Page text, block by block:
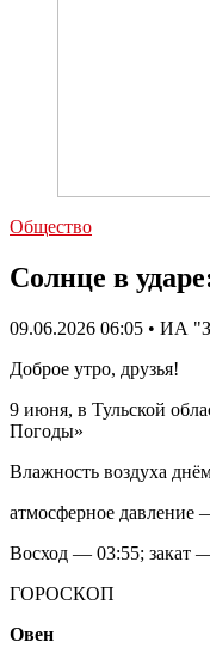
Общество
Солнце в
09.06.2026 06:05 • ИА
Доброе утро, друзья!
9 июня, в Тульской
Погоды»
Влажность воздуха
атмосферное давление
Восход — 03:55; закат
ГОРОСКОП
Овен